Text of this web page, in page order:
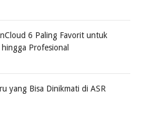
6 Paling Favorit untuk
Profesional
yang Bisa Dinikmati di ASR